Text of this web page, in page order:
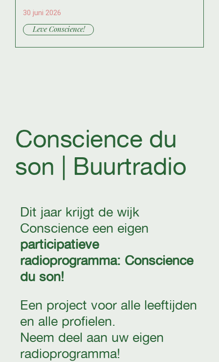
30 juni 2026
Leve Conscience!
Conscience du
son | Buurtradio
Dit jaar krijgt de wijk
Conscience een eigen
participatieve
radioprogramma: Conscience
du son!
Een project voor alle leeftijden
en alle profielen.
Neem deel aan uw eigen
radioprogramma!